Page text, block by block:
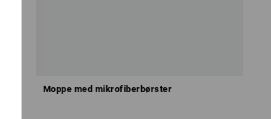
Moppe med mikrofiberbørster